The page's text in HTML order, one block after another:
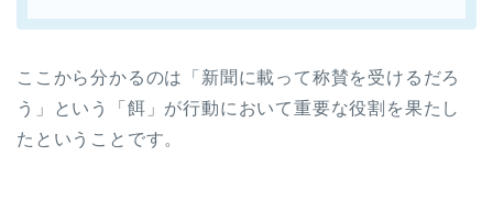
ここから分かるのは「新聞に載って称賛を受けるだろ
う」という「餌」が行動において重要な役割を果たし
たということです。